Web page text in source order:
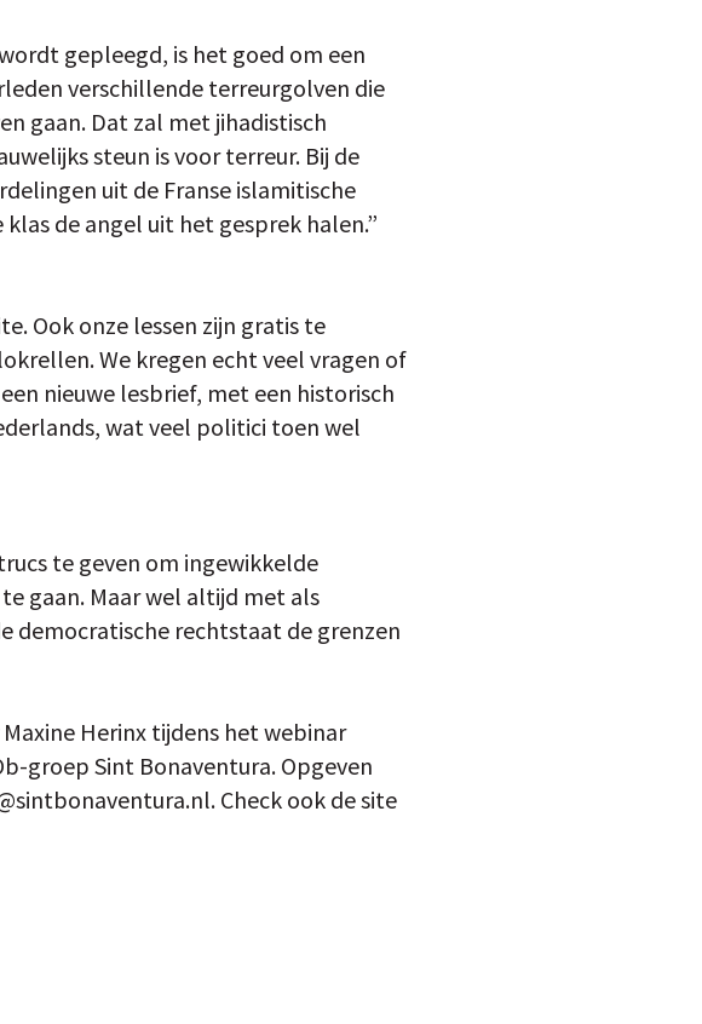
gepleegd, is het goed om een
verschillende terreurgolven die
gaan. Dat zal met jihadistisch
steun is voor terreur. Bij de
uit de Franse islamitische
de angel uit het gesprek halen.”
Ook onze lessen zijn gratis te
We kregen echt veel vragen of
nieuwe lesbrief, met een historisch
wat veel politici toen wel
te geven om ingewikkelde
gaan. Maar wel altijd met als
democratische rechtstaat de grenzen
Herinx tijdens het webinar
groep Sint Bonaventura. Opgeven
Check ook de site